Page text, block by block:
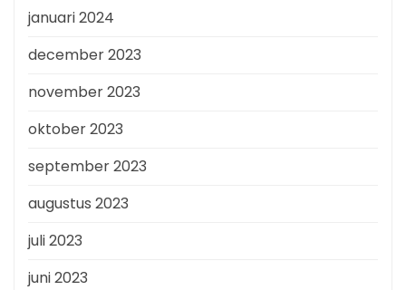
januari 2024
december 2023
november 2023
oktober 2023
september 2023
augustus 2023
juli 2023
juni 2023